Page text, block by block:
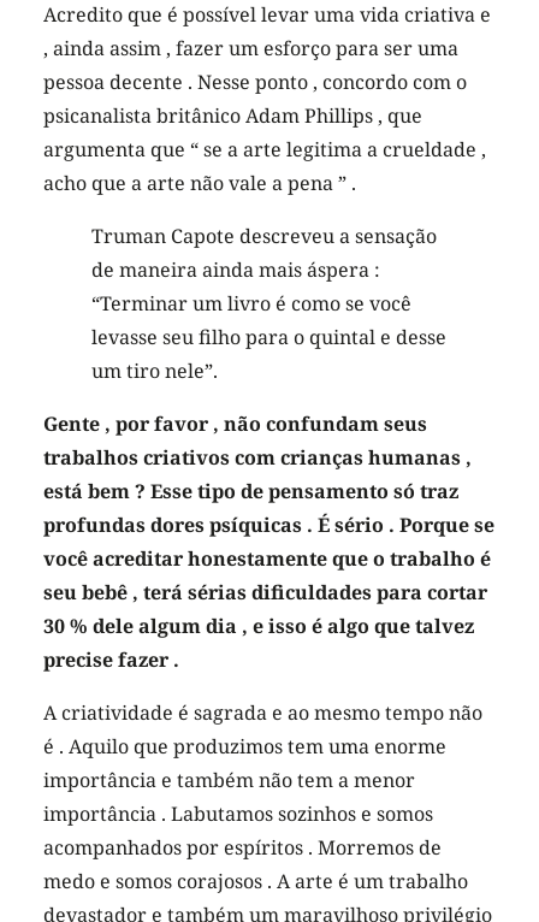
Acredito que é possível levar uma vida criativa e
, ainda assim , fazer um esforço para ser uma
pessoa decente . Nesse ponto , concordo com o
psicanalista britânico Adam Phillips , que
argumenta que “ se a arte legitima a crueldade ,
acho que a arte não vale a pena ” .
Truman Capote descreveu a sensação
de maneira ainda mais áspera :
“Terminar um livro é como se você
levasse seu filho para o quintal e desse
um tiro nele”.
Gente , por favor , não confundam seus
trabalhos criativos com crianças humanas ,
está bem ? Esse tipo de pensamento só traz
profundas dores psíquicas . É sério . Porque se
você acreditar honestamente que o trabalho é
seu bebê , terá sérias dificuldades para cortar
30 % dele algum dia , e isso é algo que talvez
precise fazer .
A criatividade é sagrada e ao mesmo tempo não
é . Aquilo que produzimos tem uma enorme
importância e também não tem a menor
importância . Labutamos sozinhos e somos
acompanhados por espíritos . Morremos de
medo e somos corajosos . A arte é um trabalho
devastador e também um maravilhoso privilégio